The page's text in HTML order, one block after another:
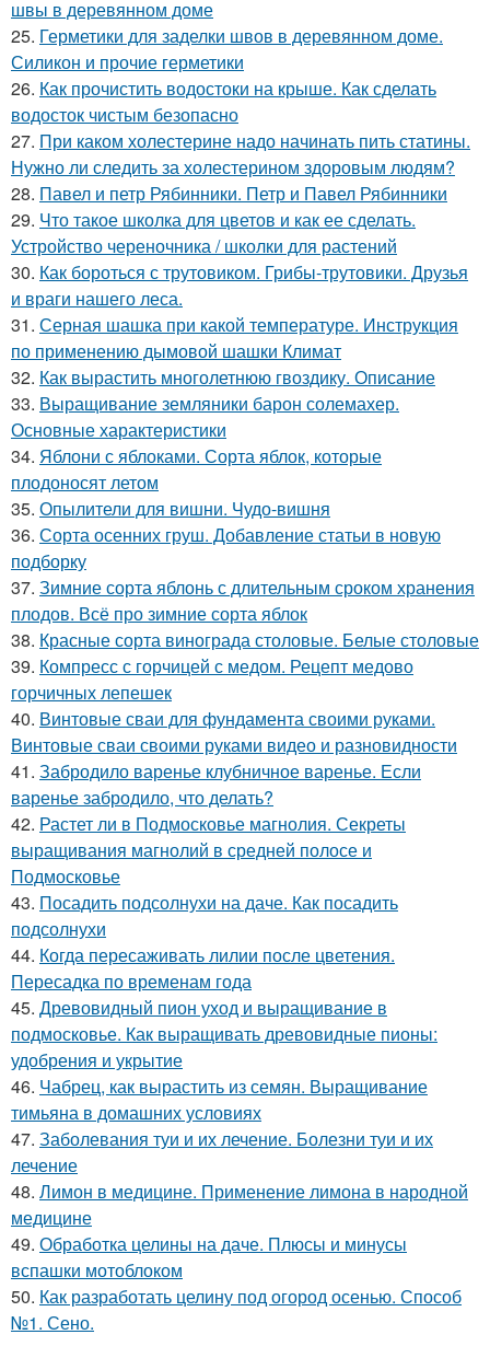
швы в деревянном доме
25. Герметики для заделки швов в деревянном доме.
Силикон и прочие герметики
26. Как прочистить водостоки на крыше. Как сделать
водосток чистым безопасно
27. При каком холестерине надо начинать пить статины.
Нужно ли следить за холестерином здоровым людям?
28. Павел и петр Рябинники. Петр и Павел Рябинники
29. Что такое школка для цветов и как ее сделать.
Устройство череночника / школки для растений
30. Как бороться с трутовиком. Грибы-трутовики. Друзья
и враги нашего леса.
31. Серная шашка при какой температуре. Инструкция
по применению дымовой шашки Климат
32. Как вырастить многолетнюю гвоздику. Описание
33. Выращивание земляники барон солемахер.
Основные характеристики
34. Яблони с яблоками. Сорта яблок, которые
плодоносят летом
35. Опылители для вишни. Чудо-вишня
36. Сорта осенних груш. Добавление статьи в новую
подборку
37. Зимние сорта яблонь с длительным сроком хранения
плодов. Всё про зимние сорта яблок
38. Красные сорта винограда столовые. Белые столовые
39. Компресс с горчицей с медом. Рецепт медово
горчичных лепешек
40. Винтовые сваи для фундамента своими руками.
Винтовые сваи своими руками видео и разновидности
41. Забродило варенье клубничное варенье. Если
варенье забродило, что делать?
42. Растет ли в Подмосковье магнолия. Секреты
выращивания магнолий в средней полосе и
Подмосковье
43. Посадить подсолнухи на даче. Как посадить
подсолнухи
44. Когда пересаживать лилии после цветения.
Пересадка по временам года
45. Древовидный пион уход и выращивание в
подмосковье. Как выращивать древовидные пионы:
удобрения и укрытие
46. Чабрец, как вырастить из семян. Выращивание
тимьяна в домашних условиях
47. Заболевания туи и их лечение. Болезни туи и их
лечение
48. Лимон в медицине. Применение лимона в народной
медицине
49. Обработка целины на даче. Плюсы и минусы
вспашки мотоблоком
50. Как разработать целину под огород осенью. Способ
№1. Сено.